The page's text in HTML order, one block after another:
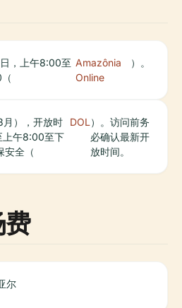
，上午8:00至 Amazônia
Online
）。
月），开放时
上午8:00至下
安全（
DOL）。访问前务
必确认最新开
放时间。
尔